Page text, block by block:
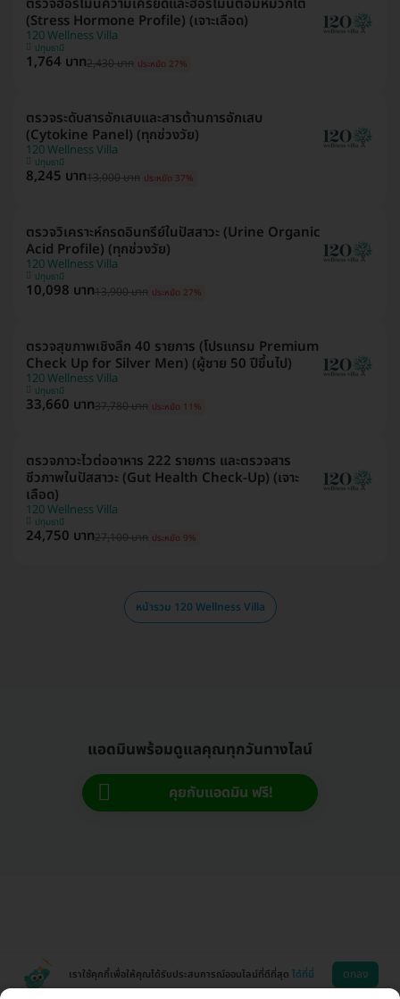
ตรวจฮอร์โมนความเครียดและฮอร์โมนต่อมหมวกไต
(Stress Hormone Profile) (เจาะเลือด)
120 Wellness Villa
ปทุมธานี
1,764 บาท2,430 บาท ประหยัด 27%
ตรวจระดับสารอักเสบและสารต้านการอักเสบ
(Cytokine Panel) (ทุกช่วงวัย)
120 Wellness Villa
ปทุมธานี
8,245 บาท13,000 บาท ประหยัด 37%
ตรวจวิเคราะห์กรดอินทรีย์ในปัสสาวะ (Urine Organic
Acid Profile) (ทุกช่วงวัย)
120 Wellness Villa
ปทุมธานี
10,098 บาท13,900 บาท ประหยัด 27%
ตรวจสุขภาพเชิงลึก 40 รายการ (โปรแกรม Premium
Check Up for Silver Men) (ผู้ชาย 50 ปีขึ้นไป)
120 Wellness Villa
ปทุมธานี
33,660 บาท37,780 บาท ประหยัด 11%
ตรวจภาวะไวต่ออาหาร 222 รายการ และตรวจสาร
ชีวภาพในปัสสาวะ (Gut Health Check-Up) (เจาะ
เลือด)
120 Wellness Villa
ปทุมธานี
24,750 บาท27,100 บาท ประหยัด 9%
หน้ารวม 120 Wellness Villa
แอดมินพร้อมดูแลคุณทุกวันทางไลน์
คุยกับแอดมิน ฟรี!
เราใช้คุกกี้เพื่อให้คุณได้รับประสบการณ์ออนไลน์ที่ดีที่สุด ได้ที่นี่ ตกลง